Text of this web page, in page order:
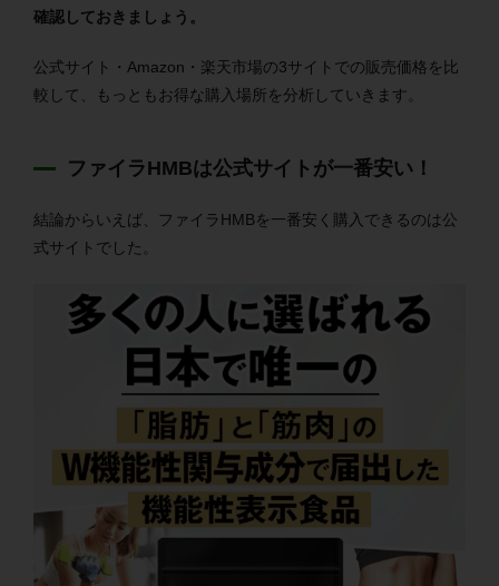
確認しておきましょう。
公式サイト・Amazon・楽天市場の3サイトでの販売価格を比
較して、もっともお得な購入場所を分析していきます。
ファイラHMBは公式サイトが一番安い！
結論からいえば、ファイラHMBを一番安く購入できるのは公
式サイトでした。